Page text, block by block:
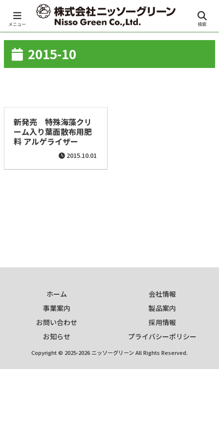
日本語 English
2015-10
新発売 特殊海藻クリ
ーム入り葉面散布用肥
料 アルゲライザー
2015.10.01
ホーム
会社情報
事業案内
製品案内
お問い合わせ
採用情報
お知らせ
プライバシーポリシー
Copyright © 2025-2026 ニッソーグリーン All Rights Reserved.
メニュー 検索